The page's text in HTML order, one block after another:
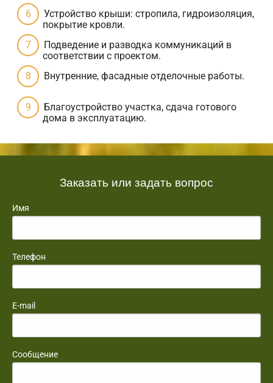
Устройство крыши: стропила, гидроизоляция,
покрытие кровли.
Подведение и разводка коммуникаций в
соответствии с проектом.
Внутренние, фасадные отделочные работы.
Благоустройство участка, сдача готового
дома в эксплуатацию.
Заказать или задать вопрос
Имя
Телефон
E-mail
Сообщение